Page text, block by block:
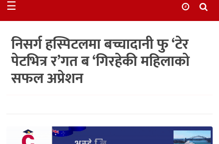
अन्तर्वार्ता
समाज
साहित्य
☰
निसर्ग हस्पिटलमा बच्चादानी फु ‘टेर
पेटभित्र र’गत ब ‘गिरहेकी महिलाको
सफल अप्रेशन